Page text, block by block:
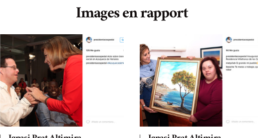
Images en rapport